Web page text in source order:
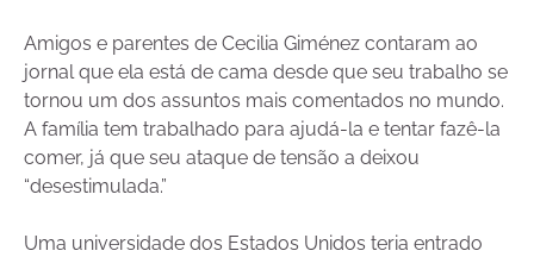
Amigos e parentes de Cecilia Giménez contaram ao
jornal que ela está de cama desde que seu trabalho se
tornou um dos assuntos mais comentados no mundo.
A família tem trabalhado para ajudá-la e tentar fazê-la
comer, já que seu ataque de tensão a deixou
“desestimulada.”
Uma universidade dos Estados Unidos teria entrado